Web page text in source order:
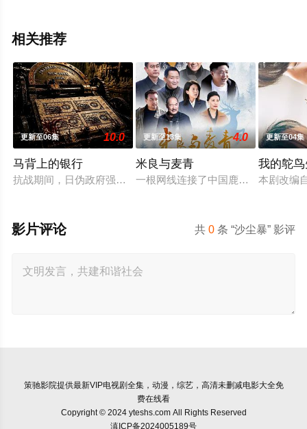
相关推荐
更新至06集 10.0
马背上的银行
抗战期间，日伪政府强行推广、使用由“中国准备银行”发行的伪
更新至13集 4.0
米良与麦青
一根网线连接了中国鹿鸣村和英国牛
更新至04集
我的鸵
本剧改编
共0 条 “沙尘暴” 影评
影片评论
策驰影院提供最新VIP电视剧全集，动漫，综艺，高清未删减电影大全免
费在线看
Copyright © 2024 yteshs.com All Rights Reserved
滇ICP备2024005189号